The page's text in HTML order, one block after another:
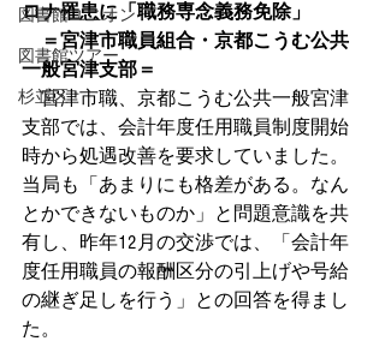
図書館ユニオン
図書館ツアー
杉並区
ロナ罹患に「職務専念義務免除」
＝宮津市職員組合・京都こうむ公共
一般宮津支部＝
宮津市職、京都こうむ公共一般宮津
支部では、会計年度任用職員制度開始
時から処遇改善を要求していました。
当局も「あまりにも格差がある。なん
とかできないものか」と問題意識を共
有し、昨年12月の交渉では、「会計年
度任用職員の報酬区分の引上げや号給
の継ぎ足しを行う」との回答を得まし
た。